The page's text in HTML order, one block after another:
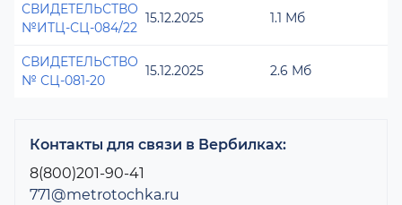
СВИДЕТЕЛЬСТВО
№ИТЦ-СЦ-084/22
15.12.2025 1.1 Мб
СВИДЕТЕЛЬСТВО
№ СЦ-081-20
15.12.2025 2.6 Мб
Контакты для связи в Вербилках:
8(800)201-90-41
771@metrotochka.ru